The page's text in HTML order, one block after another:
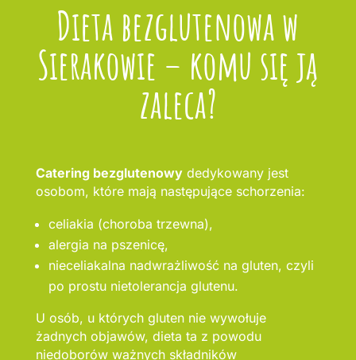
Dieta bezglutenowa w
Sierakowie – komu się ją
zaleca?
Catering bezglutenowydedykowany jest
osobom, które mają następujące schorzenia:
celiakia (choroba trzewna),
alergia na pszenicę,
nieceliakalna nadwrażliwość na gluten, czyli
po prostu nietolerancja glutenu.
U osób, u których gluten nie wywołuje
żadnych objawów, dieta ta z powodu
niedoborów ważnych składników